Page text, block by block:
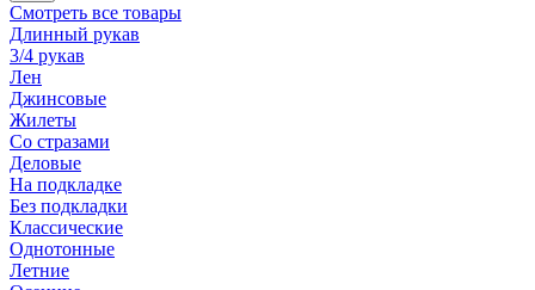
Смотреть все товары
Длинный рукав
3/4 рукав
Лен
Джинсовые
Жилеты
Со стразами
Деловые
На подкладке
Без подкладки
Классические
Однотонные
Летние